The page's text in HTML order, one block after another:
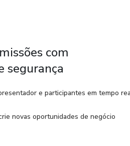
com
segurança
e participantes em tempo
novas oportunidades de negócio